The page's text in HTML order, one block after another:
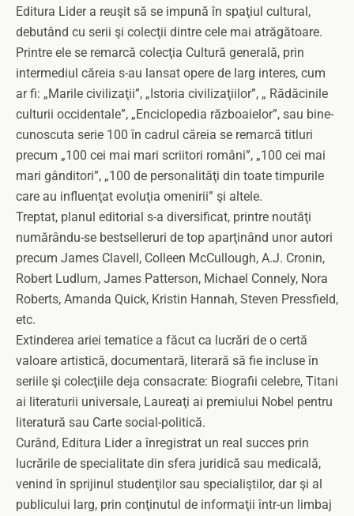
Editura Lider a reuşit să se impună în spaţiul cultural,
debutând cu serii şi colecţii dintre cele mai atrăgătoare.
Printre ele se remarcă colecţia Cultură generală, prin
intermediul căreia s-au lansat opere de larg interes, cum
ar fi: „Marile civilizaţii”, „Istoria civilizaţiilor”, „ Rădăcinile
culturii occidentale”, „Enciclopedia războaielor”, sau bine-
cunoscuta serie 100 în cadrul căreia se remarcă titluri
precum „100 cei mai mari scriitori români”, „100 cei mai
mari gânditori”, „100 de personalităţi din toate timpurile
care au influenţat evoluţia omenirii” şi altele.
Treptat, planul editorial s-a diversificat, printre noutăţi
numărându-se bestselleruri de top aparţinând unor autori
precum James Clavell, Colleen McCullough, A.J. Cronin,
Robert Ludlum, James Patterson, Michael Connely, Nora
Roberts, Amanda Quick, Kristin Hannah, Steven Pressfield,
etc.
Extinderea ariei tematice a făcut ca lucrări de o certă
valoare artistică, documentară, literară să fie incluse în
seriile şi colecţiile deja consacrate: Biografii celebre, Titani
ai literaturii universale, Laureaţi ai premiului Nobel pentru
literatură sau Carte social-politică.
Curând, Editura Lider a înregistrat un real succes prin
lucrările de specialitate din sfera juridică sau medicală,
venind în sprijinul studenţilor sau specialiştilor, dar şi al
publicului larg, prin conţinutul de informaţii într-un limbaj